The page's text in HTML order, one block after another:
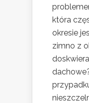
która
okresie
zimno z